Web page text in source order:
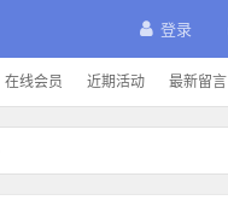
在线会员 近期活动 最新留言
登录